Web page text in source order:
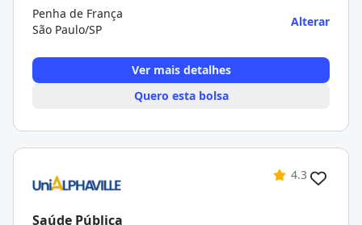
Penha de França
São Paulo/SP
Alterar
Ver mais detalhes
Quero esta bolsa
4.3
Saúde Pública